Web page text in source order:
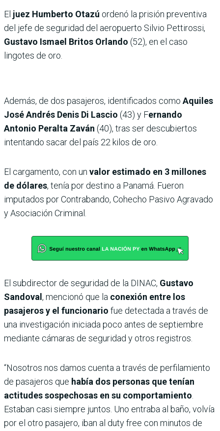
El juez Humberto Otazú ordenó la prisión preventiva
del jefe de seguridad del aeropuerto Silvio Pettirossi,
Gustavo Ismael Britos Orlando (52), en el caso
lingotes de oro.
Además, de dos pasajeros, identificados como Aquiles
José Andrés Denis Di Lascio (43) y Fernando
Antonio Peralta Zaván (40), tras ser descubiertos
intentando sacar del país 22 kilos de oro.
El cargamento, con un valor estimado en 3 millones
de dólares, tenía por destino a Panamá. Fueron
imputados por Contrabando, Cohecho Pasivo Agravado
y Asociación Criminal.
El subdirector de seguridad de la DINAC, Gustavo
Sandoval , mencionó que la conexión entre los
pasajeros y el funcionario fue detectada a través de
una investigación iniciada poco antes de septiembre
mediante cámaras de seguridad y otros registros.
“Nosotros nos damos cuenta a través de perfilamiento
de pasajeros que había dos personas que tenían
actitudes sospechosas en su comportamiento
Estaban casi siempre juntos. Uno entraba al baño, volvía
por el otro pasajero, iban al duty free con minutos de